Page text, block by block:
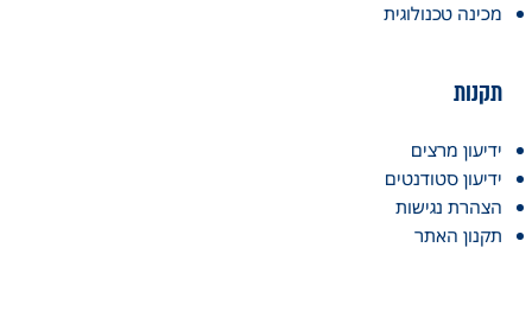
מכינה טכנולוגית
תקנות
ידיעון מרצים
ידיעון סטודנטים
הצהרת נגישות
תקנון האתר